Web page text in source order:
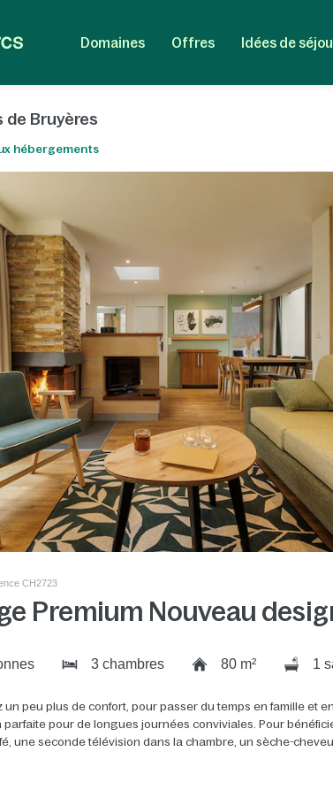
Domaines Offres Idées de
de Bruyères
hébergements
CH2723
Premium Nouveau
3 chambres 80 m² 1
un peu plus de confort, pour passer du temps en famille et
parfaite pour de longues journées conviviales. Pour
une seconde télévision dans la chambre, un sèche-